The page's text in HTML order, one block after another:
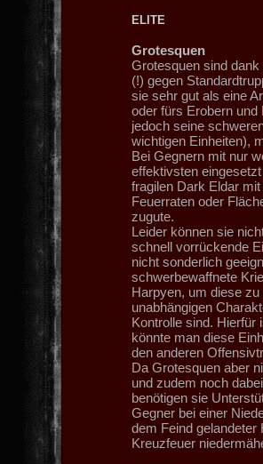
ELITE
Grotesquen
Grotesquen sind
(!) gegen
sie sehr gut als eine
oder fürs Erobern
jedoch seine
wichtigen Einheiten),
Bei Gegnern mit nur
effektivsten
fragilen Dark Eldar
Feuerraten oder
zugute.
Leider können sie
schnell vorrückende
nicht sonderlich
schwerbewaffnete
Harpyen, um diese
unabhängigen
Kontrolle sind. Hierfür
könnte man diese
den anderen
Da Grotesquen aber
und zudem noch
benötigen sie
Gegner bei einer
dem Feind gelandeter
Kreuzfeuer